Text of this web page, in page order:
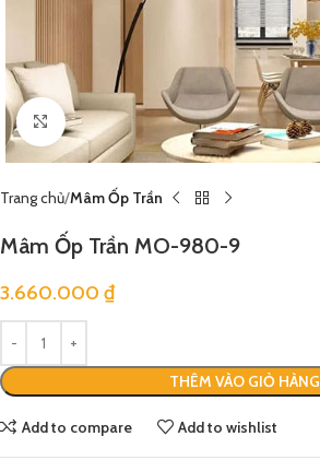
Click to enlarge
Trang chủ Mâm Ốp Trần
Mâm Ốp Trần MO-980-9
3.660.000 ₫
THÊM VÀO GIỎ HÀNG
Add to compare Add to wishlist